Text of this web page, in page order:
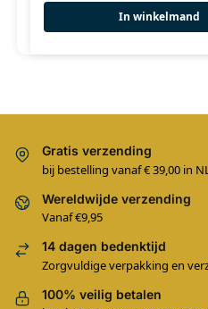
In winkelmand
Gratis verzending
bij bestelling vanaf € 39,00 in
Wereldwijde verzending
Vanaf €9,95
14 dagen bedenktijd
Zorgvuldige verpakking en
100% veilig betalen